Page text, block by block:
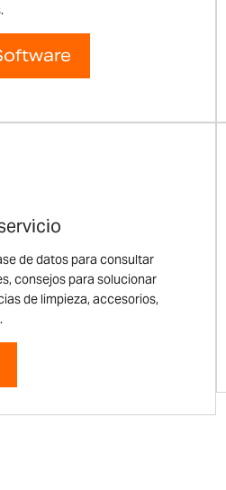
de datos para consultar
consejos para solucionar
de limpieza, accesorios,